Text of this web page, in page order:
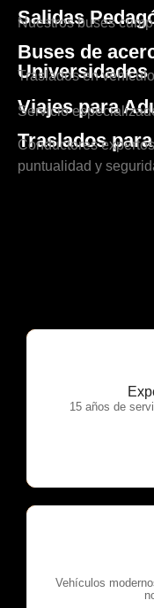
Salidas
Nuestros buses
Buses de
Universidades
Traslados en
Viajes para
Servicio
Traslados
Conductores
puntualidad y
15 años de
Vehículos